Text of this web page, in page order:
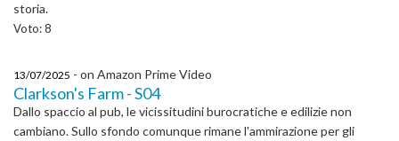
storia.
Voto: 8
13/07/2025 - on Amazon Prime Video
Clarkson's Farm - S04
Dallo spaccio al pub, le vicissitudini burocratiche e edilizie non
cambiano. Sullo sfondo comunque rimane l'ammirazione per gli